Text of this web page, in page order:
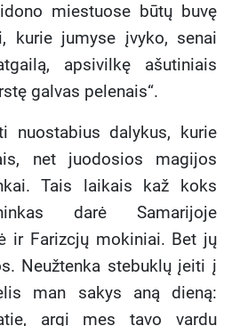
miestuose būtų buvę
kurie jumyse įvyko, senai
apsivilkę ašutiniais
galvas pelenais“.
nuostabius dalykus, kurie
net juodosios magijos
Tais laikais kaž koks
darė Samarijoje
ir Farizcjų mokiniai. Bet jų
Neužtenka stebuklų įeiti į
man sakys aną dieną:
argi mes tavo vardu